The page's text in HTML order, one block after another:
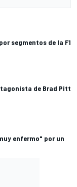
segmentos de la F1
de Brad Pitt
enfermo" por un